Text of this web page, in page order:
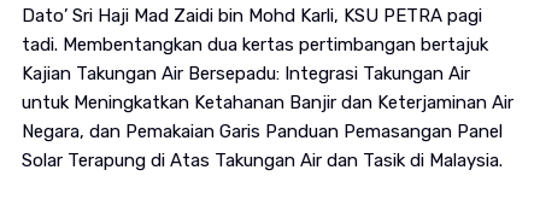
Dato’ Sri Haji Mad Zaidi bin Mohd Karli, KSU PETRA pagi
tadi. Membentangkan dua kertas pertimbangan bertajuk
Kajian Takungan Air Bersepadu: Integrasi Takungan Air
untuk Meningkatkan Ketahanan Banjir dan Keterjaminan Air
Negara, dan Pemakaian Garis Panduan Pemasangan Panel
Solar Terapung di Atas Takungan Air dan Tasik di Malaysia.